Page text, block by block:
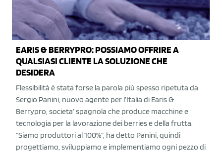
EARIS & BERRYPRO: POSSIAMO OFFRIRE A
QUALSIASI CLIENTE LA SOLUZIONE CHE
DESIDERA
Flessibilità è stata forse la parola più spesso ripetuta da
Sergio Panini, nuovo agente per l’Italia di Earis &
Berrypro, societa’ spagnola che produce macchine e
tecnologia per la lavorazione dei berries e della frutta.
“Siamo produttori al 100%”, ha detto Panini, quindi
progettiamo, sviluppiamo e implementiamo ogni pezzo di